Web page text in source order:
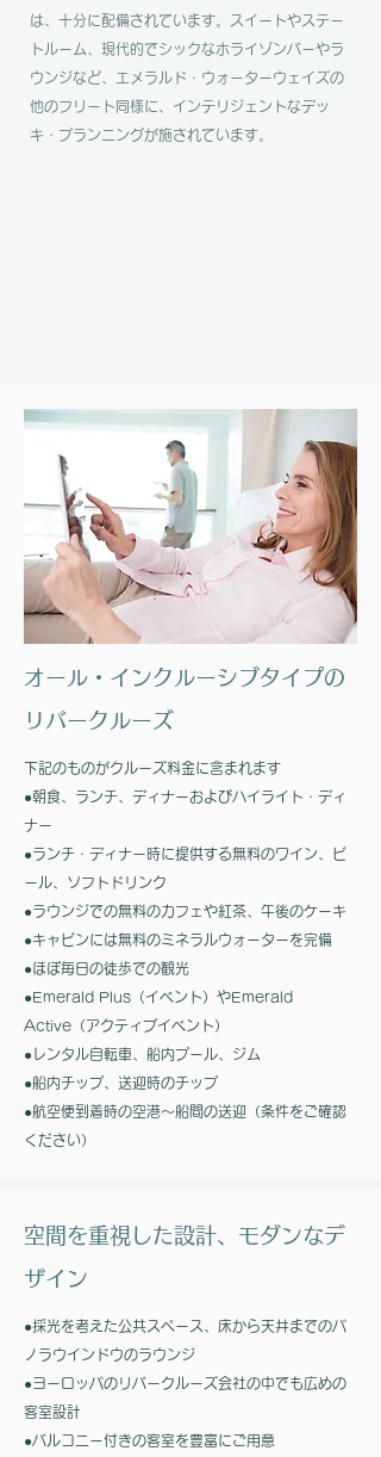
は、十分に配備されています。スイートやステー
トルーム、現代的でシックなホライゾンバーやラ
ウンジなど、エメラルド・ウォーターウェイズの
他のフリート同様に、インテリジェントなデッ
キ・プランニングが施されています。
オール・インクルーシブタイプの
リバークルーズ
下記のものがクルーズ料金に含まれます
●朝食、ランチ、ディナーおよびハイライト・ディ
ナー
●ランチ・ディナー時に提供する無料のワイン、ビ
ール、ソフトドリンク
●ラウンジでの無料のカフェや紅茶、午後のケーキ
●キャビンには無料のミネラルウォーターを完備
●ほぼ毎日の徒歩での観光
​●Emerald Plus（イベント）やEmerald
Active（アクティブイベント）
●レンタル自転車、船内プール、ジム
●船内チップ、送迎時のチップ
●航空便到着時の空港～船間の送迎（条件をご確認
ください）
空間を重視した設計、モダンなデ
ザイン
●採光を考えた公共スペース、床から天井までのパ
ノラウインドウのラウンジ
●ヨーロッパのリバークルーズ会社の中でも広めの
客室設計
●バルコニー付きの客室を豊富にご用意